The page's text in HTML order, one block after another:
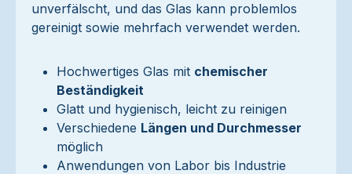
unverfälscht, und das Glas kann problemlos
gereinigt sowie mehrfach verwendet werden.
Hochwertiges Glas mit chemischer
Beständigkeit
Glatt und hygienisch, leicht zu reinigen
Verschiedene Längen und Durchmesser
möglich
Anwendungen von Labor bis Industrie